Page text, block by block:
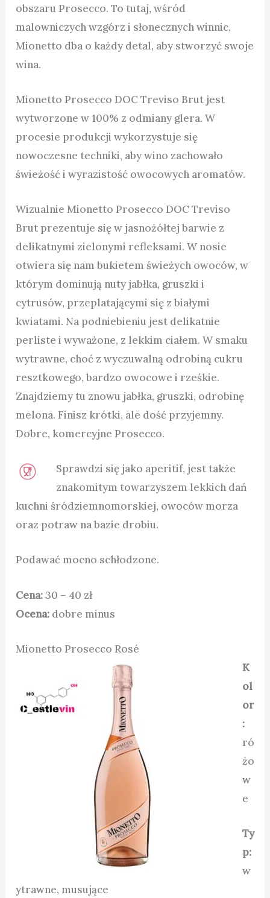
obszaru Prosecco. To tutaj, wśród
malowniczych wzgórz i słonecznych winnic,
Mionetto dba o każdy detal, aby stworzyć swoje
wina.
Mionetto Prosecco DOC Treviso Brut jest
wytworzone w 100% z odmiany glera. W
procesie produkcji wykorzystuje się
nowoczesne techniki, aby wino zachowało
świeżość i wyrazistość owocowych aromatów.
Wizualnie Mionetto Prosecco DOC Treviso
Brut prezentuje się w jasnożółtej barwie z
delikatnymi zielonymi refleksami. W nosie
otwiera się nam bukietem świeżych owoców, w
którym dominują nuty jabłka, gruszki i
cytrusów, przeplatającymi się z białymi
kwiatami. Na podniebieniu jest delikatnie
perliste i wyważone, z lekkim ciałem. W smaku
wytrawne, choć z wyczuwalną odrobiną cukru
resztkowego, bardzo owocowe i rześkie.
Znajdziemy tu znowu jabłka, gruszki, odrobinę
melona. Finisz krótki, ale dość przyjemny.
Dobre, komercyjne Prosecco.
Sprawdzi się jako aperitif, jest także
znakomitym towarzyszem lekkich dań
kuchni śródziemnomorskiej, owoców morza
oraz potraw na bazie drobiu.
Podawać mocno schłodzone.
Cena:30 – 40 zł
Ocena: dobre minus
Mionetto Prosecco Rosé
K
ol
or
:
ró
żo
w
e
Ty
p:
w
ytrawne, musujące